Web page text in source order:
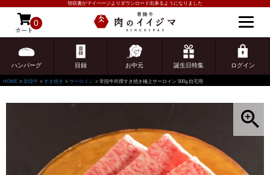
領収書がマイページよりダウンロード出来るようになりました
カート
0
ハンバーグ 目録 お中元 誕生日特集 ログイン
ゲスト 様こんにちは
ログイン
HOME 常陸牛 すき焼き サーロイン 常陸牛吟撰すき焼き極上サーロイン 500g 自宅用